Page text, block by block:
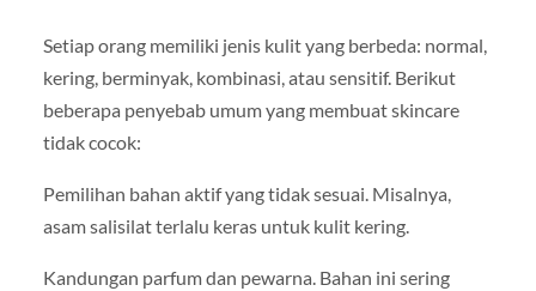
Setiap orang memiliki jenis kulit yang berbeda: normal,
kering, berminyak, kombinasi, atau sensitif. Berikut
beberapa penyebab umum yang membuat skincare
tidak cocok:
Pemilihan bahan aktif yang tidak sesuai. Misalnya,
asam salisilat terlalu keras untuk kulit kering.
Kandungan parfum dan pewarna. Bahan ini sering